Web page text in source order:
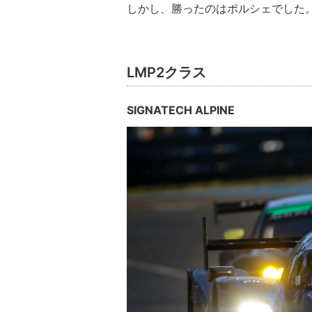
しかし、勝ったのはポルシェでした
LMP2クラス
SIGNATECH ALPINE